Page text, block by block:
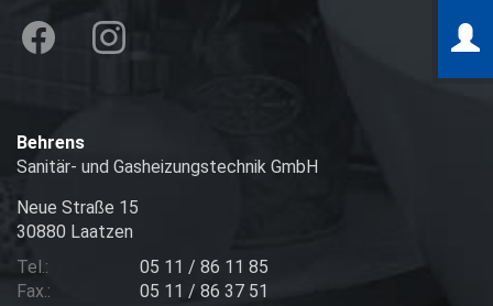
Behrens
Sanitär- und Gasheizungstechnik GmbH
Neue Straße 15
30880 Laatzen
Tel.:
Fax.:
05 11 / 86 11 85
05 11 / 86 37 51